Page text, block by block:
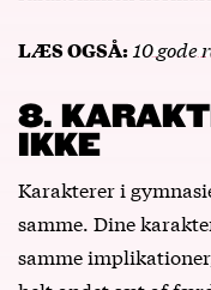
LÆS OGSÅ: 10 gode
8.
IKKE
Karakterer i
samme. Dine
samme